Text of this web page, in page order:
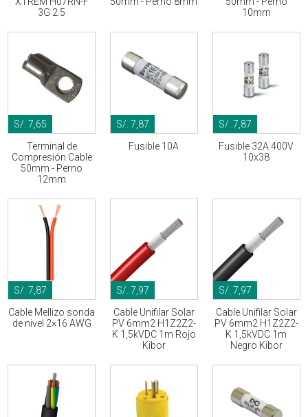
3G 2.5
10mm
S/. 7,65
Terminal de
Compresión Cable
50mm - Perno
12mm
S/. 7,87
Fusible 10A
S/. 7,87
Fusible 32A 400V
10x38
S/. 7,87
Cable Mellizo sonda
de nivel 2×16 AWG
S/. 7,97
Cable Unifilar Solar
PV 6mm2 H1Z2Z2-
K 1,5kVDC 1m Rojo
Kibor
S/. 7,97
Cable Unifilar Solar
PV 6mm2 H1Z2Z2-
K 1,5kVDC 1m
Negro Kibor